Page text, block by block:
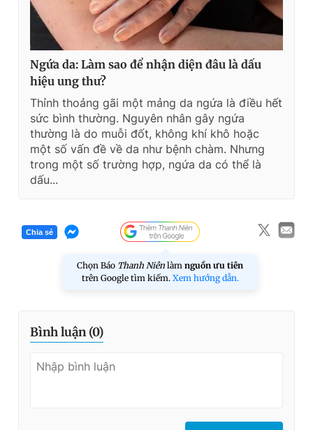
Ngứa da: Làm sao để nhận diện đâu là dấu
hiệu ung thư?
Thỉnh thoảng gãi một mảng da ngứa là điều hết
sức bình thường. Nguyên nhân gây ngứa
thường là do muỗi đốt, không khí khô hoặc
một số vấn đề về da như bệnh chàm. Nhưng
trong một số trường hợp, ngứa da có thể là
dấu...
Chia sẻ
Chọn Báo Thanh Niên làm nguồn ưu tiên
trên Google tìm kiếm. Xem hướng dẫn.
Bình luận (0)